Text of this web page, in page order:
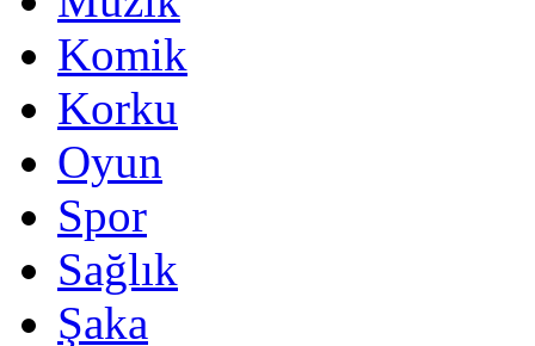
Komik
Korku
Oyun
Spor
Sağlık
Şaka